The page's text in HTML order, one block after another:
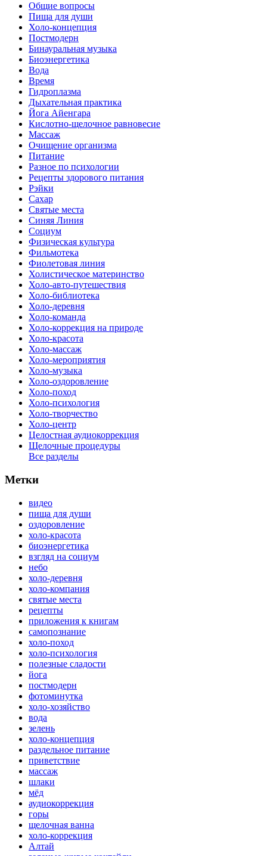
Общие вопросы
Пища для души
Холо-концепция
Постмодерн
Бинауральная музыка
Биоэнергетика
Вода
Время
Гидроплазма
Дыхательная практика
Йога Айенгара
Кислотно-щелочное равновесие
Массаж
Очищение организма
Питание
Разное по психологии
Рецепты здорового питания
Рэйки
Сахар
Святые места
Синяя Линия
Социум
Физическая культура
Фильмотека
Фиолетовая линия
Холистическое материнство
Холо-авто-путешествия
Холо-библиотека
Холо-деревня
Холо-команда
Холо-коррекция на природе
Холо-красота
Холо-массаж
Холо-мероприятия
Холо-музыка
Холо-оздоровление
Холо-поход
Холо-психология
Холо-творчество
Холо-центр
Целостная аудиокоррекция
Щелочные процедуры
Все разделы
Метки
видео
пища для души
оздоровление
холо-красота
биоэнергетика
взгляд на социум
небо
холо-деревня
холо-компания
святые места
рецепты
приложения к книгам
самопознание
холо-поход
холо-психология
полезные сладости
йога
постмодерн
фотоминутка
холо-хозяйство
вода
зелень
холо-концепция
раздельное питание
приветствие
массаж
шлаки
мёд
аудиокоррекция
горы
щелочная ванна
холо-коррекция
Алтай